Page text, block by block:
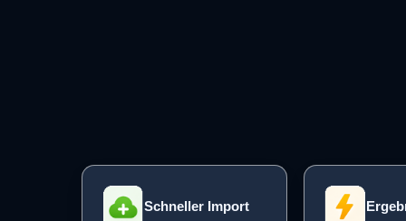
Schneller Import